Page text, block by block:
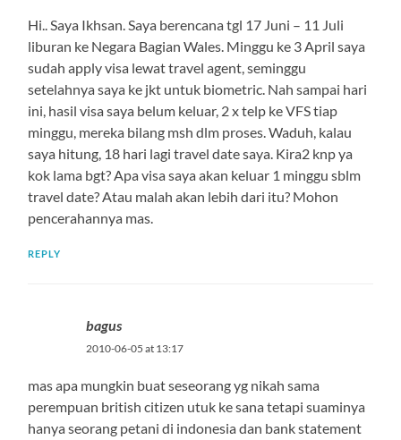
Hi.. Saya Ikhsan. Saya berencana tgl 17 Juni – 11 Juli
liburan ke Negara Bagian Wales. Minggu ke 3 April saya
sudah apply visa lewat travel agent, seminggu
setelahnya saya ke jkt untuk biometric. Nah sampai hari
ini, hasil visa saya belum keluar, 2 x telp ke VFS tiap
minggu, mereka bilang msh dlm proses. Waduh, kalau
saya hitung, 18 hari lagi travel date saya. Kira2 knp ya
kok lama bgt? Apa visa saya akan keluar 1 minggu sblm
travel date? Atau malah akan lebih dari itu? Mohon
pencerahannya mas.
REPLY
bagus
2010-06-05 at 13:17
mas apa mungkin buat seseorang yg nikah sama
perempuan british citizen utuk ke sana tetapi suaminya
hanya seorang petani di indonesia dan bank statement